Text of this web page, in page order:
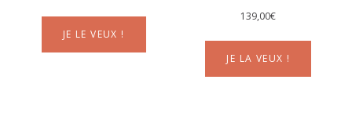
JE LE VEUX !
139,00€
JE LA VEUX !